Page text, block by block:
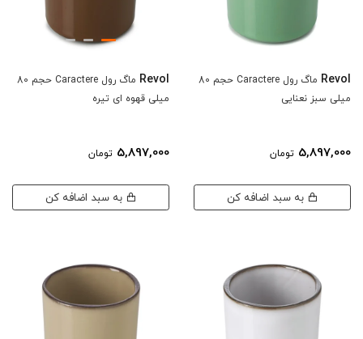
Revol
ماگ رول Caractere حجم 80
میلی سبز نعنایی
5,897,000 تومان
Revol
ماگ رول Caractere حجم 80
میلی قهوه ای تیره
5,897,000 تومان